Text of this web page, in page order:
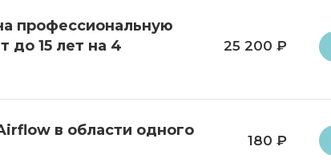
профессиональную
до 15 лет на 4
25 200 ₽
в области одного
180 ₽